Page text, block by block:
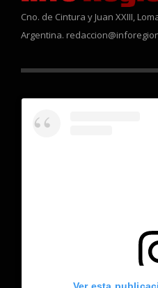
Cno. de Cintura y Juan XXIII,
Argentina.